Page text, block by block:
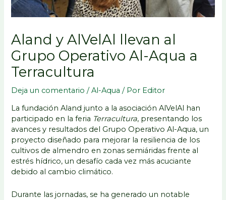
Aland y AlVelAl llevan al
Grupo Operativo Al-Aqua a
Terracultura
Deja un comentario /Al-Aqua / Por Editor
La fundación Aland junto a la asociación AlVelAl han
participado en la feria Terracultura, presentando los
avances y resultados del Grupo Operativo Al-Aqua, un
proyecto diseñado para mejorar la resiliencia de los
cultivos de almendro en zonas semiáridas frente al
estrés hídrico, un desafío cada vez más acuciante
debido al cambio climático.
Durante las jornadas, se ha generado un notable